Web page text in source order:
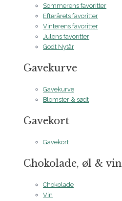
Sommerens favoritter
Efterårets favoritter
Vinterens favoritter
Julens favoritter
Godt Nytår
Gavekurve
Gavekurve
Blomster & sødt
Gavekort
Gavekort
Chokolade, øl & vin
Chokolade
Vin